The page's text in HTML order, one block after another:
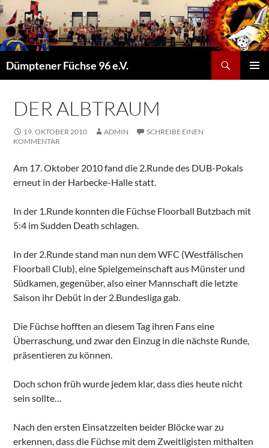
Dümptener Füchse 96 e.V.
SPRINGEN
DER ALBTRAUM
19. OKTOBER 2010 ADMIN
SCHREIBE EINEN
KOMMENTAR
Am 17. Oktober 2010 fand die 2.Runde des DUB-Pokals
erneut in der Harbecke-Halle statt.
In der 1.Runde konnten die Füchse Floorball Butzbach mit
5:4 im Sudden Death schlagen.
In der 2.Runde stand man nun dem WFC (Westfälischen
Floorball Club), eine Spielgemeinschaft aus Münster und
Südkamen, gegenüber, also einer Mannschaft die letzte
Saison ihr Debüt in der 2.Bundesliga gab.
Die Füchse hofften an diesem Tag ihren Fans eine
Überraschung, und zwar den Einzug in die nächste Runde,
präsentieren zu können.
Doch schon früh wurde jedem klar, dass dies heute nicht
sein sollte…
Nach den ersten Einsatzzeiten beider Blöcke war zu
erkennen, dass die Füchse mit dem Zweitligisten mithalten